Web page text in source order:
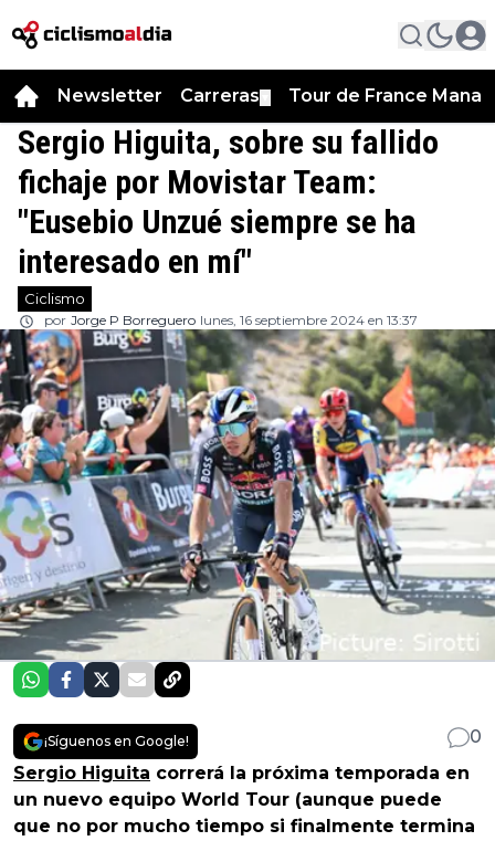
Newsletter Carreras Tour de France
Sergio Higuita, sobre su fallido
fichaje por Movistar Team:
"Eusebio Unzué siempre se ha
interesado en mí"
Ciclismo
por Jorge P Borreguero lunes, 16 septiembre 2024 en 13:37
¡Síguenos en Google!
0
Sergio Higuita correrá la próxima temporada en
un nuevo equipo World Tour (aunque puede
que no por mucho tiempo si finalmente termina